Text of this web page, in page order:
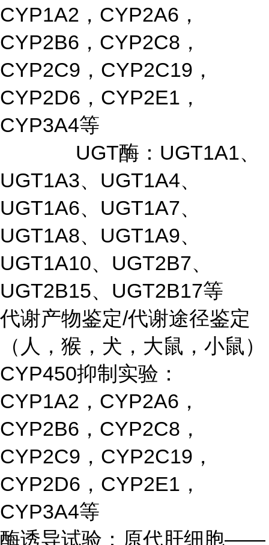
CYP1A2，CYP2A6，
CYP2B6，CYP2C8，
CYP2C9，CYP2C19，
CYP2D6，CYP2E1，
CYP3A4等
UGT酶：UGT1A1、
UGT1A3、UGT1A4、
UGT1A6、UGT1A7、
UGT1A8、UGT1A9、
UGT1A10、UGT2B7、
UGT2B15、UGT2B17等
代谢产物鉴定/代谢途径鉴定
（人，猴，犬，大鼠，小鼠）
CYP450抑制实验：
CYP1A2，CYP2A6，
CYP2B6，CYP2C8，
CYP2C9，CYP2C19，
CYP2D6，CYP2E1，
CYP3A4等
酶诱导试验：原代肝细胞——